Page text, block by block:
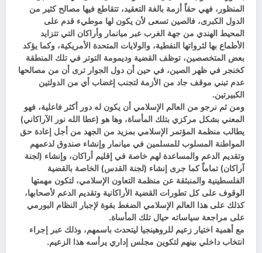
المنظور، فهي حقاً أزمة بالغة التعقيد، تتقاطع فيها مصالح كثير من
الدول الكبرى، فالصين تسعى لأن يكون لها موطيء قدم على
المحيط الهندي من جهة الغرب عبر ميانمار وأراكان التي تتزايد
الأطماع بها لثرواتها النفطية، والولايات المتحدة الأمريكية، وكما يؤكد
بعض المتخصصين، توظف القضية وديمومة التوتر في تلك المنطقة
كخنجر في ظهر الصين، في حين أن دول الجوار ترى أن من مصالحها
عدم تبني موقف جاد من الأزمة لتجنب إغضاب أي من الدولتين
الكبيرتين.
ومن ثم نرجو من العالم الإسلامي أن يكون له دور أكثر فاعلية، فهو
المعني بشكل مركزي بتلك المأساة، وها هو (عطا الله نور الآراكاني)
يطالب منظمة المؤتمر الإسلامي بمزيد من الجهد من أجل إعادة حق
المواطنة المسلوب للمسلمين في ميانمار وإنشاء صندوق لدعمهم
وتقديم الدعم والمساعدة لهم خاصة في إقليم أراكان، وإنشاء (لجنة
آراكان) تماماً كما جرى إنشاء (لجنة القدس) الخاصة بالقضية
الفلسطينية والمنبثقة عن منظمة التعاون الإسلامي، لتكون مهمتها
الوقوف على كل تطورات القضية الأراكانية وتقديم الدعم لأصحابها،
كذلك على هذا العالم الإسلامي الضغط بقوة لإجبار النظام البورمي
على مراجعة سياساته حيال تلك المأساة.
مع أهمية اختيار زعيم للروهينجيا ليتحدث باسمهم، وذلك عبر إجراء
انتخاب داخلي بينهم لتكوين مجلس إداري يرأسه هذا الزعيم.